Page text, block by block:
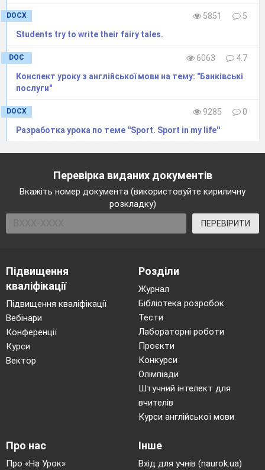
DOCX 5851
5
Students try to write their fairy tales.
DOC 6063
4.7
Конспект уроку з англійської мови на тему: "Банківські
послуги"
DOCX 9285
0
Разработка урока по теме ''Sport. Sport in my life''
Перевірка виданих документів
Вкажіть номер документа (використовуйте кириличну
розкладку)
ПЕРЕВІРИТИ
Підвищення
кваліфікації
Підвищення кваліфікації
Вебінари
Конференції
Курси
Вектор
Розділи
Журнал
Бібліотека розробок
Тести
Лабораторні роботи
Проєкти
Конкурси
Олімпіади
Штучний інтелект для
вчителів
Курси англійської мови
Про нас
Про «На Урок»
Інше
Вхід для учнів (naurok.ua)